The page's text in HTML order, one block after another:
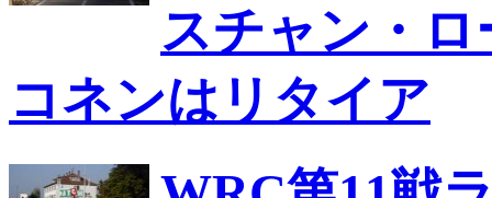
スチャン・
コネンはリタイア